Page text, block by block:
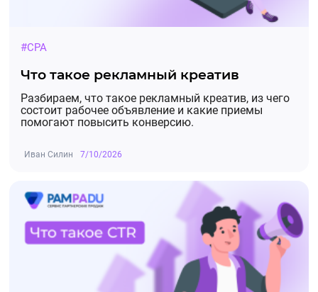
#CPA
Что такое рекламный креатив
Разбираем, что такое рекламный креатив, из чего
состоит рабочее объявление и какие приемы
помогают повысить конверсию.
Иван Силин 7/10/2026